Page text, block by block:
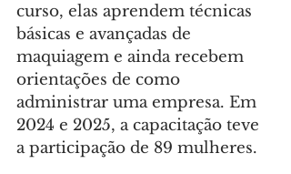
curso, elas aprendem técnicas
básicas e avançadas de
maquiagem e ainda recebem
orientações de como
administrar uma empresa. Em
2024 e 2025, a capacitação teve
a participação de 89 mulheres.